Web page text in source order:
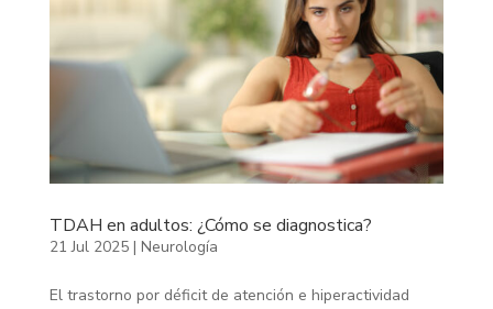
TDAH en adultos: ¿Cómo se diagnostica?
21 Jul 2025| Neurología
El trastorno por déficit de atención e hiperactividad